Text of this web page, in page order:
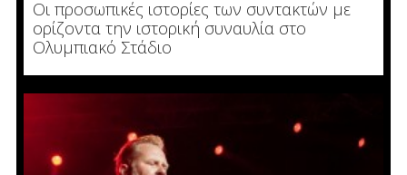
Οι προσωπικές ιστορίες των συντακτών με
ορίζοντα την ιστορική συναυλία στο
Ολυμπιακό Στάδιο